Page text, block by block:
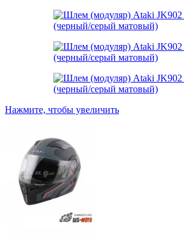
Нажмите, чтобы увеличить